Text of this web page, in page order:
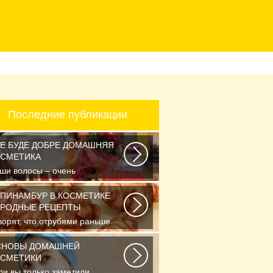
Последние публикации
БУДЕ ДОБРЕ ДОМАШНЯЯ
волосы – очень
и капризные.
они реагируют на...
В КОСМЕТИКЕ
РЕЦЕПТЫ
что отрубями раньше
только животных, а люди
есть...ДОМАШНЕЙ